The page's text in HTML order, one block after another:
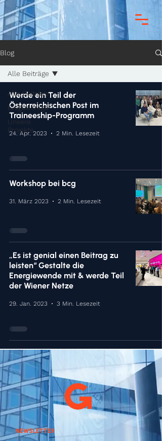
Blog
Alle Beiträge
Blogbeiträge
Unsere
Projekte
Alle Beiträge
Werde ein Teil der
Österreichischen Post im
Traineeship-Programm
24. Apr. 2023 2 Min. Lesezeit
Workshop bei bcg
31. März 2023 2 Min. Lesezeit
„Es ist genial einen Beitrag zu
leisten“ Gestalte die
Energiewende mit & werde Teil
der Wiener Netze
29. Jan. 2023 3 Min. Lesezeit
NEWSLETTER